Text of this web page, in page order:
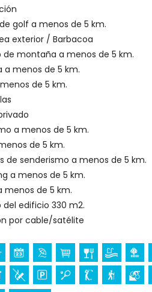
aeropuerto más cercano:
permite fumar
permiten mascotas
es muy adecuado para
y servicios incluidos en el
(WiFi)
y plancha con tabla de
cama y toallas
de recepción
por suelo radiante y con
y servicios con costo extra
extra y cuna/cama para niños
y actividades de ocio
discoteca, bar, paseo
y cultura en Jávea,
(Histórico de Jávea), iglesia
golf a menos de 5 km.
exterior / Barbacoa
de montaña a menos de 5 km.
a menos de 5 km.
de 5 km.
a menos de 5 km.
de 5 km.
de senderismo a menos de 5 km.
a menos de 5 km.
menos de 5 km.
del edificio 330 m2.
por cable/satélite